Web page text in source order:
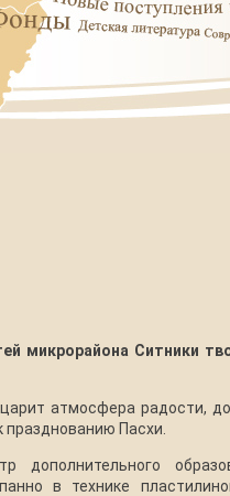
микрорайона Ситники
атмосфера радости,
празднованию Пасхи.
дополнительного
в технике